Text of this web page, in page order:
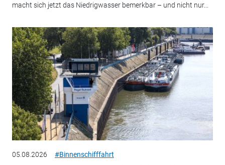
macht sich jetzt das Niedrigwasser bemerkbar – und nicht nur...
05.08.2026 #Binnenschifffahrt